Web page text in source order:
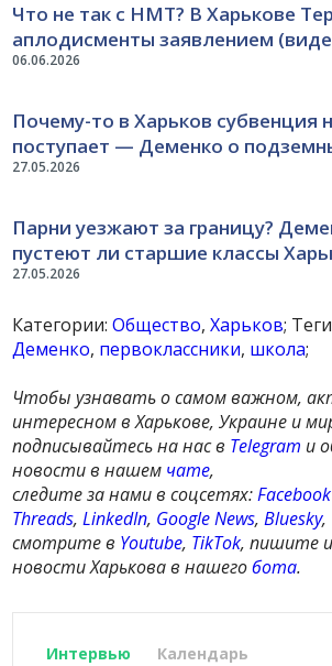
06.06.2026
Что не так с НМТ? В Харькове
аплодисменты заявлением
27.05.2026
Почему-то в Харьков субвенция
поступает — Деменко о
27.05.2026
Парни уезжают за границу?
пустеют ли старшие классы
Категории:Общество,Харьков;
Деменко, первоклассники, школа;
Чтобы узнавать о самом важном,
интересном в Харькове, Украине и
подписывайтесь на нас в Telegram и
новости в нашем чате,
следите за нами в соцсетях:Facebook
Threads,LinkedIn, Google News,Bluesky,
смотрите в Youtube, TikTok, пишите
новости Харькова в нашегобота.
Интервью Календарь